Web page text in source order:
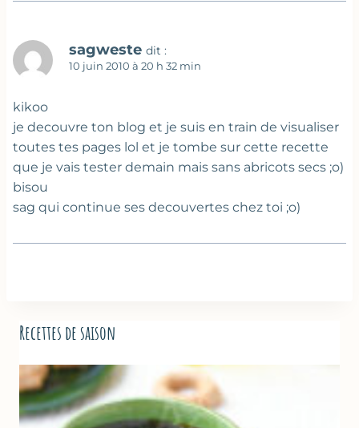
sagweste dit :
10 juin 2010 à 20 h 32 min
kikoo
je decouvre ton blog et je suis en train de visualiser
toutes tes pages lol et je tombe sur cette recette
que je vais tester demain mais sans abricots secs ;o)
bisou
sag qui continue ses decouvertes chez toi ;o)
Recettes de saison